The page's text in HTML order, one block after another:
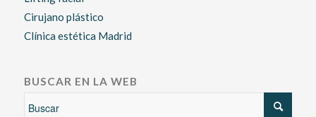
Cirujano plástico
Clínica estética Madrid
BUSCAR EN LA WEB